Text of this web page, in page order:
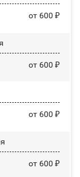
от 600 ₽
от 600 ₽
от 600 ₽
от 600 ₽